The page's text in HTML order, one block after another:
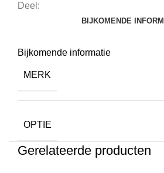
Deel:
BIJKOMENDE
Bijkomende informatie
MERK
OPTIE
Gerelateerde producten